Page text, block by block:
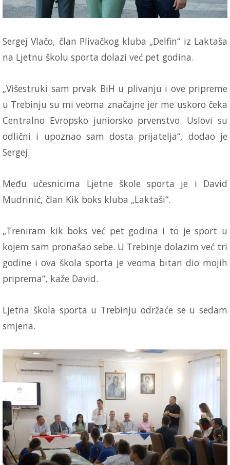
Sergej Vlačo, član Plivačkog kluba „Delfin“ iz Laktaša
na Ljetnu školu sporta dolazi već pet godina.
„Višestruki sam prvak BiH u plivanju i ove pripreme
u Trebinju su mi veoma značajne jer me uskoro čeka
Centralno Evropsko juniorsko prvenstvo. Uslovi su
odlični i upoznao sam dosta prijatelja“, dodao je
Sergej.
Među učesnicima Ljetne škole sporta je i David
Mudrinić, član Kik boks kluba „Laktaši“.
„Treniram kik boks već pet godina i to je sport u
kojem sam pronašao sebe. U Trebinje dolazim već tri
godine i ova škola sporta je veoma bitan dio mojih
priprema“, kaže David.
Ljetna škola sporta u Trebinju održaće se u sedam
smjena.